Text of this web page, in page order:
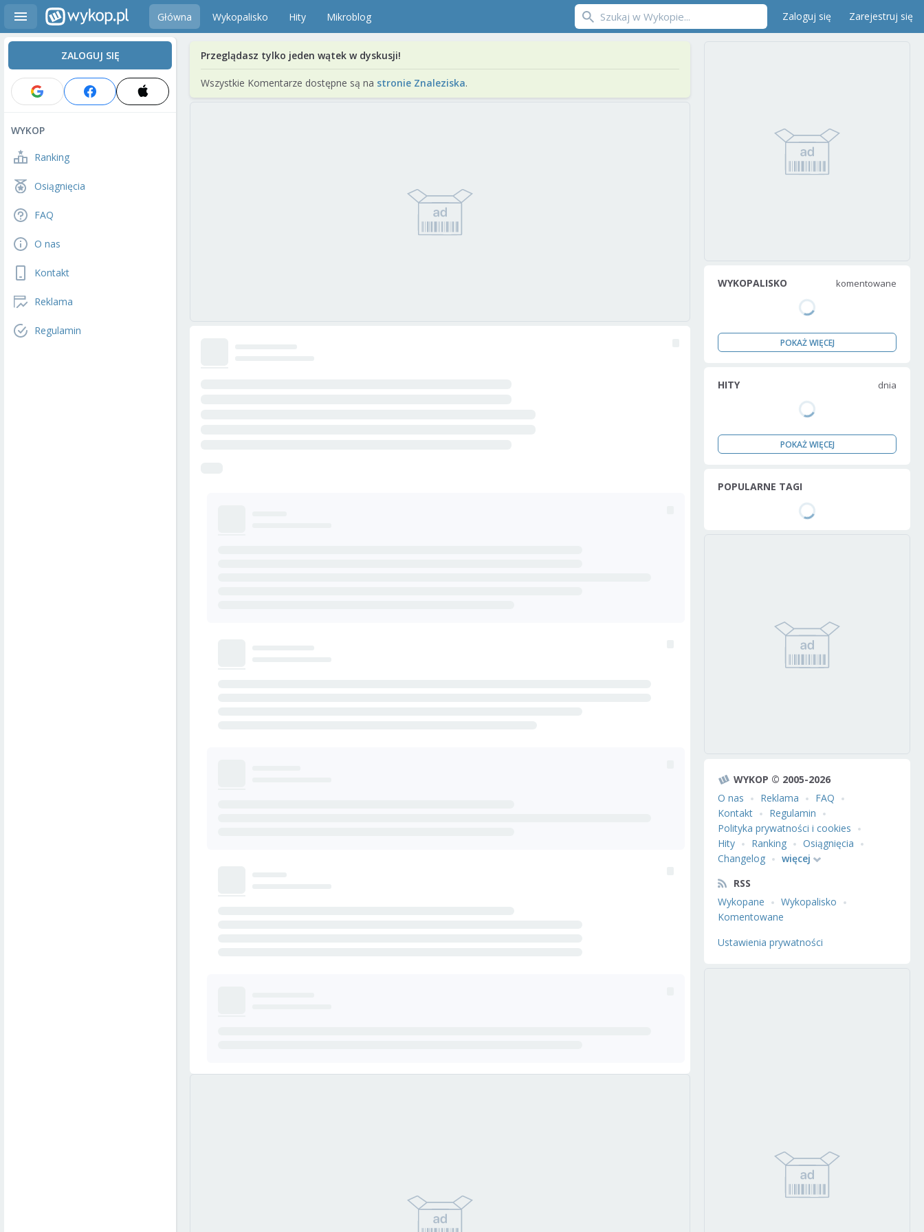
Główna Wykopalisko Hity Mikroblog Zaloguj się Zarejestruj się
ZALOGUJ SIĘ
WYKOP
Ranking
Osiągnięcia
FAQ
O nas
Kontakt
Reklama
Regulamin
Przeglądasz tylko jeden wątek w dyskusji!
Wszystkie Komentarze dostępne są na stronie Znaleziska.
WYKOPALISKO komentowane
POKAŻ WIĘCEJ
HITY dnia
POKAŻ WIĘCEJ
POPULARNE TAGI
WYKOP © 2005-2026
O nas
Reklama
FAQ
Kontakt
Regulamin
Polityka prywatności i cookies
Hity
Ranking
Osiągnięcia
Changelog
więcej
RSS
Wykopane
Wykopalisko
Komentowane
Ustawienia prywatności